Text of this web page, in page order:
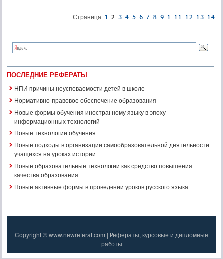
Страница:
ПОСЛЕДНИЕ РЕФЕРАТЫ
НПИ причины неуспеваемости детей в школе
Нормативно-правовое обеспечение образования
Новые формы обучения иностранному языку в эпоху
информационных технологий
Новые технологии обучения
Новые подходы в организации самообразовательной деятельности
учащихся на уроках истории
Новые образовательные технологии как средство повышения
качества образования
Новые активные формы в проведении уроков русского языка
Copyright © www.newreferat.com | Рефераты, курсовые и дипломные
работы